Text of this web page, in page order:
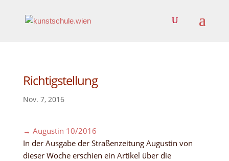
Richtigstellung
Nov. 7, 2016
→ Augustin 10/2016
In der Ausgabe der Straßenzeitung Augustin von
dieser Woche erschien ein Artikel über die